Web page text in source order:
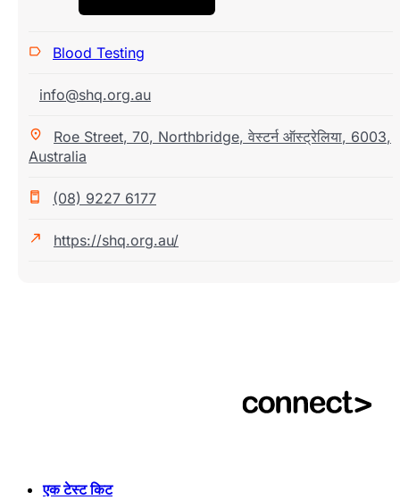
Blood Testing
info@shq.org.au
Roe Street, 70, Northbridge, वेस्टर्न ऑस्ट्रेलिया, 6003,
Australia
(08) 9227 6177
https://shq.org.au/
एक टेस्ट किट